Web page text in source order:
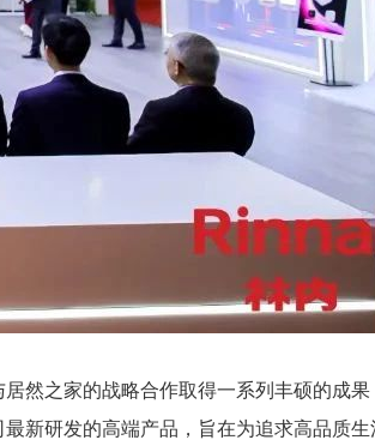
然之家的战略合作取得一系列丰硕的成
新研发的高端产品，旨在为追求高品质